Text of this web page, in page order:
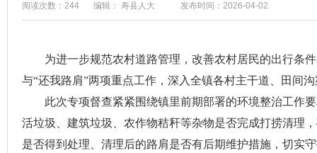
阅读次数：244 编辑： 寿县人大 发布时间：2026-04-02
为进一步规范农村道路管理，改善农村居民的出行条
与“还我路肩”两项重点工作，深入全镇各村主干道、田间
此次专项督查紧紧围绕镇里前期部署的环境整治工作
活垃圾、建筑垃圾、农作物秸秆等杂物是否完成打捞清理
是否得到处理、清理后的路肩是否有后期维护措施，切实